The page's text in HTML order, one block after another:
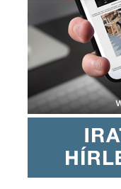
y
e
t
e
e
l
a
z
„
É
t
n
e
t
i
v
e